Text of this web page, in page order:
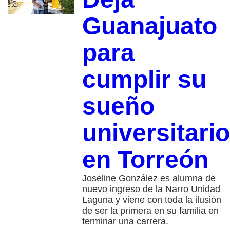
Guanajuato
para
cumplir su
sueño
universitario
en Torreón
Joseline González es alumna de
nuevo ingreso de la Narro Unidad
Laguna y viene con toda la ilusión
de ser la primera en su familia en
terminar una carrera.